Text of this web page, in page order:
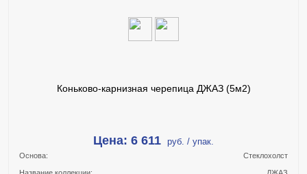
Коньково-карнизная черепица ДЖАЗ (5м2)
Цена: 6 611 руб. / упак.
Основа: Стеклохолст